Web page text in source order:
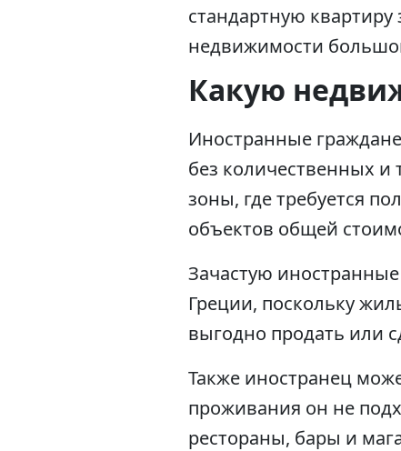
стандартную
недвижимости
Какую
Иностранные
без количественных
зоны, где требуется
объектов общей
Зачастую
Греции, поскольку
выгодно продать или
Также иностранец
проживания он не
рестораны, бары и